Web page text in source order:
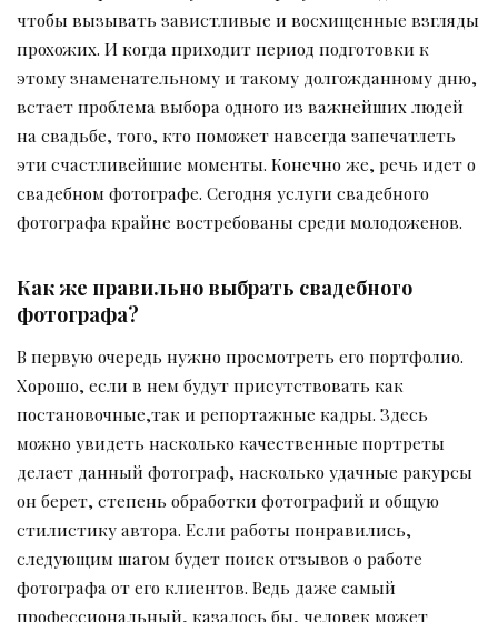
чтобы вызывать завистливые и восхищенные взгляды
прохожих. И когда приходит период подготовки к
этому знаменательному и такому долгожданному дню,
встает проблема выбора одного из важнейших людей
на свадьбе, того, кто поможет навсегда запечатлеть
эти счастливейшие моменты. Конечно же, речь идет о
свадебном фотографе. Сегодня услуги свадебного
фотографа крайне востребованы среди молодоженов.
Как же правильно выбрать свадебного
фотографа?
В первую очередь нужно просмотреть его портфолио.
Хорошо, если в нем будут присутствовать как
постановочные,так и репортажные кадры. Здесь
можно увидеть насколько качественные портреты
делает данный фотограф, насколько удачные ракурсы
он берет, степень обработки фотографий и общую
стилистику автора. Если работы понравились,
следующим шагом будет поиск отзывов о работе
фотографа от его клиентов. Ведь даже самый
профессиональный, казалось бы, человек может